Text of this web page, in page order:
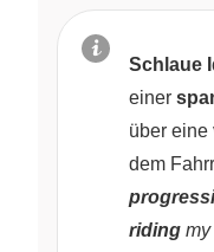
Schlaue
einer
über eine
dem
riding my